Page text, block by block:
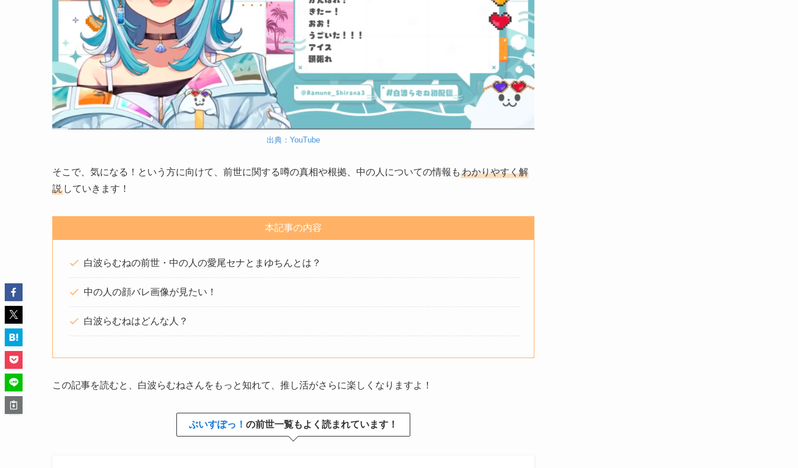
出典：YouTube
そこで、気になる！という方に向けて、前世に関する噂の真相や根拠、中の人についての情報も わかりやすく解
説 していきます！
本記事の内容
白波らむねの前世・中の人の愛尾セナとまゆちんとは？
中の人の顔バレ画像が見たい！
白波らむねはどんな人？
この記事を読むと、白波らむねさんをもっと知れて、推し活がさらに楽しくなりますよ！
ぶいすぽっ！ の前世一覧もよく読まれています！